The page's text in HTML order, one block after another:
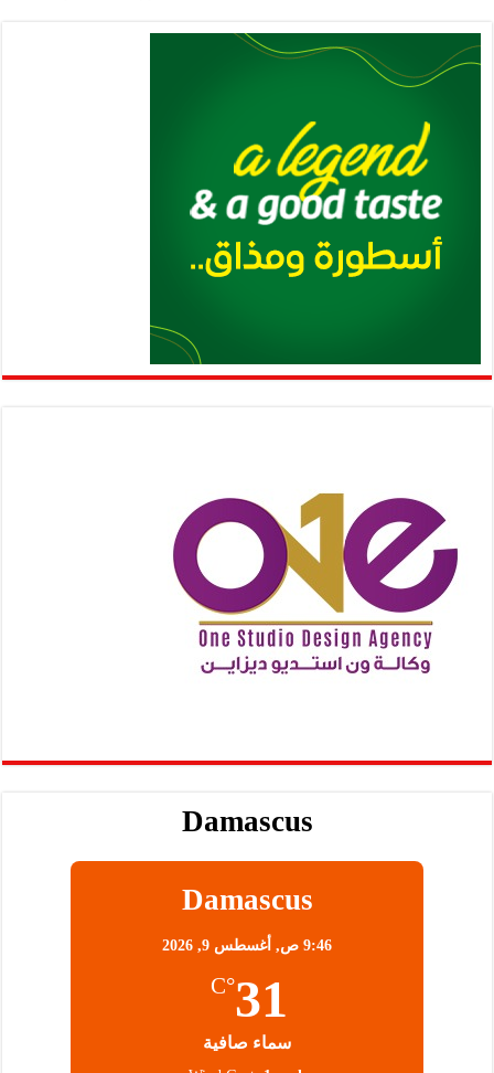
Damascus
Damascus
9:46 ص, أغسطس 9, 2026
31
°C
سماء صافية